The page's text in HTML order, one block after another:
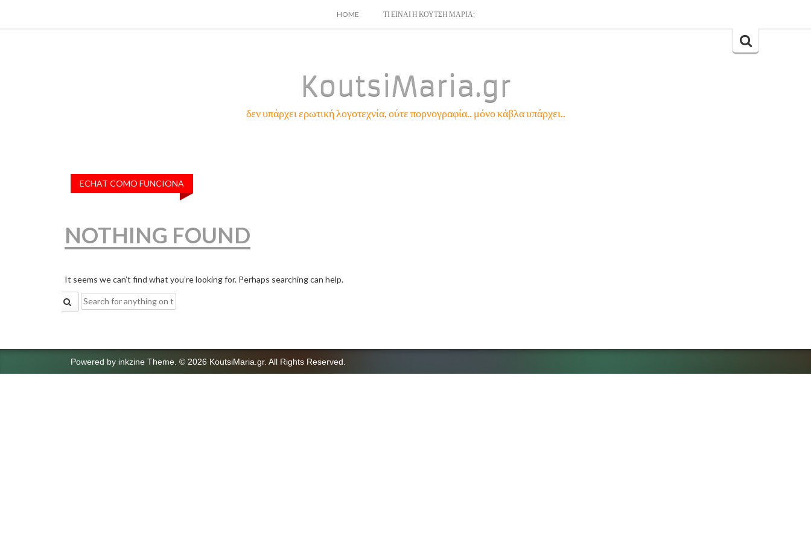
SKIP
HOME ΤΙ ΕΙΝΑΙ Η ΚΟΥΤΣΗ ΜΑΡΙΑ;
Search
KoutsiMaria.gr
δεν υπάρχει ερωτική λογοτεχνία, ούτε πορνογραφία.. μόνο κάβλα υπάρχει..
ECHAT COMO FUNCIONA
NOTHING FOUND
It seems we can’t find what you’re looking for. Perhaps searching can help.
Search
for:
Powered by inkzine Theme © 2026 KoutsiMaria.gr. All Rights Reserved.